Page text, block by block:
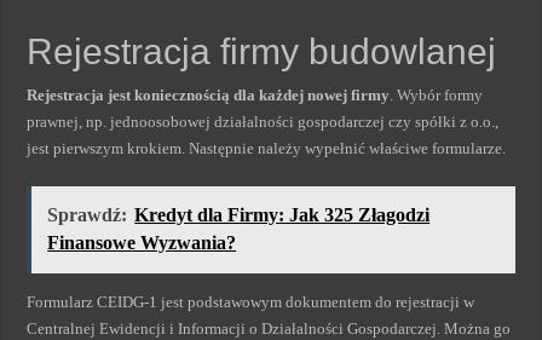
Rejestracja firmy budowlanej
Rejestracja jest koniecznością dla każdej nowej firmy. Wybór formy
prawnej, np. jednoosobowej działalności gospodarczej czy spółki z o.o.,
jest pierwszym krokiem. Następnie należy wypełnić właściwe formularze.
Sprawdź: Kredyt dla Firmy: Jak 325 Złagodzi
Finansowe Wyzwania?
Formularz CEIDG-1 jest podstawowym dokumentem do rejestracji w
Centralnej Ewidencji i Informacji o Działalności Gospodarczej. Można go